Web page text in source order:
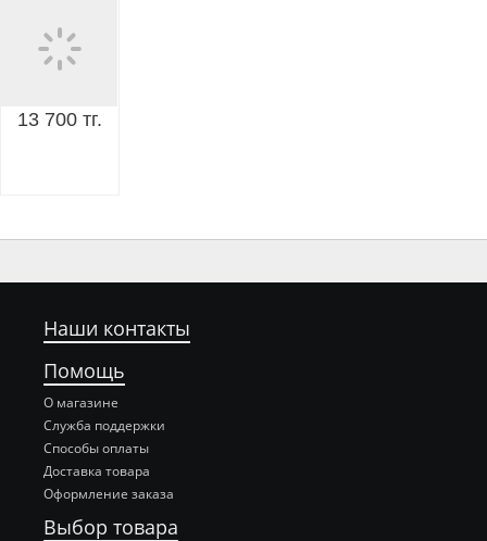
13 700 тг.
Наши контакты
Помощь
О магазине
Служба поддержки
Способы оплаты
Доставка товара
Оформление заказа
Выбор товара